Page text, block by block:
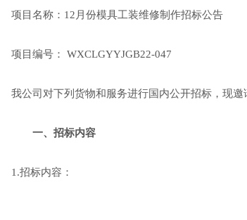
项目名称：12月份模具工装维修制作招标公告
项目编号： WXCLGYYJGB22-047
我公司对下列货物和服务进行国内公开招标，现邀
一、招标内容
1.招标内容：